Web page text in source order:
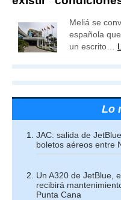
Meliá se
española
un escrito…
Lo
JAC: salida de
boletos aéreos entre
Un A320 de JetBlue,
recibirá
Punta Cana